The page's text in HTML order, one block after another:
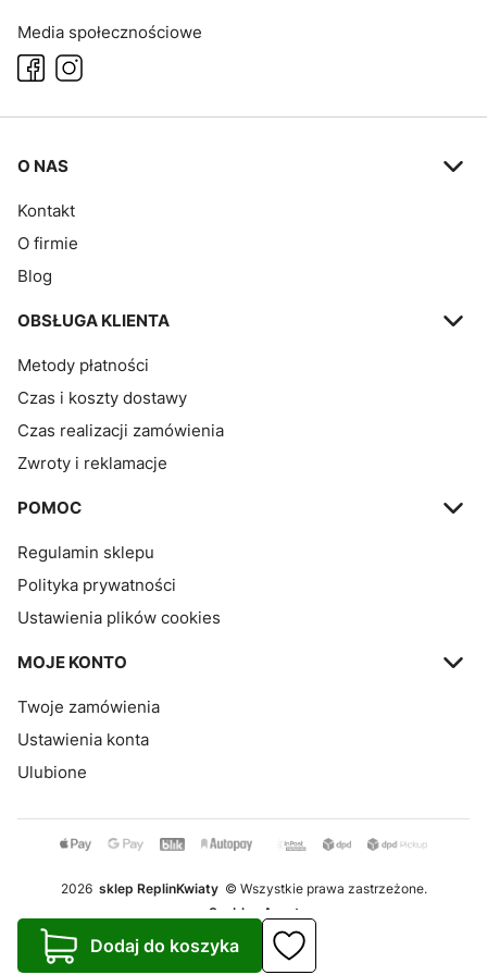
Media społecznościowe
Linki w stopce
O NAS
Kontakt
O firmie
Blog
OBSŁUGA KLIENTA
Metody płatności
Czas i koszty dostawy
Czas realizacji zamówienia
Zwroty i reklamacje
POMOC
Regulamin sklepu
Polityka prywatności
Ustawienia plików cookies
MOJE KONTO
Twoje zamówienia
Ustawienia konta
Ulubione
2026 sklep ReplinKwiaty © Wszystkie prawa zastrzeżone.
Szablon Avant
Realizacja:Increo Studio
Dodaj do koszyka